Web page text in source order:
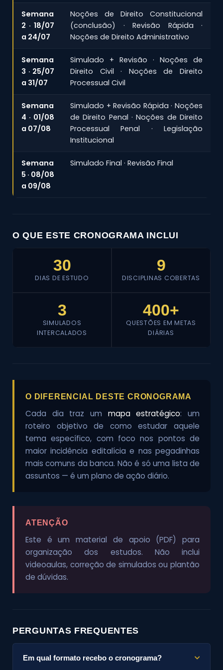
Semana
2 · 18/07
a 24/07
Noções de Direito Constitucional
(conclusão) · Revisão Rápida ·
Noções de Direito Administrativo
Semana
3 · 25/07
a 31/07
Simulado + Revisão · Noções de
Direito Civil · Noções de Direito
Processual Civil
Semana
4 · 01/08
a 07/08
Simulado + Revisão Rápida · Noções
de Direito Penal · Noções de Direito
Processual Penal · Legislação
Institucional
Semana
5 · 08/08
a 09/08
Simulado Final · Revisão Final
O QUE ESTE CRONOGRAMA INCLUI
30
DIAS DE ESTUDO
9
DISCIPLINAS COBERTAS
3
SIMULADOS
INTERCALADOS
400+
QUESTÕES EM METAS
DIÁRIAS
O DIFERENCIAL DESTE CRONOGRAMA
Cada dia traz um mapa estratégico: um
roteiro objetivo de como estudar aquele
tema específico, com foco nos pontos de
maior incidência editalícia e nas pegadinhas
mais comuns da banca. Não é só uma lista de
assuntos — é um plano de ação diário.
ATENÇÃO
Este é um material de apoio (PDF) para
organização dos estudos. Não inclui
videoaulas, correção de simulados ou plantão
de dúvidas.
PERGUNTAS FREQUENTES
Em qual formato recebo o cronograma?